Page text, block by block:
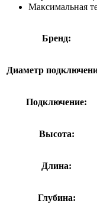
Максимальная
Бренд:
Диаметр
Подключение:
Высота:
Длина:
Глубина: